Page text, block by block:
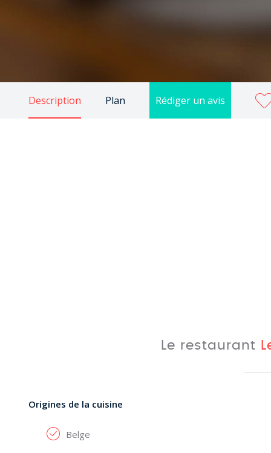
Description Plan Rédiger un avis
Le restaurant
Origines de la cuisine
Belge